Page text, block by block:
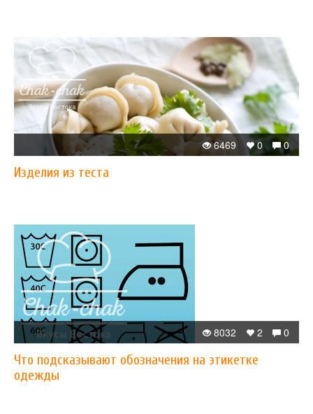
0
0
6469
Изделия из теста
0
2
8032
Что подсказывают обозначения на этикетке
одежды